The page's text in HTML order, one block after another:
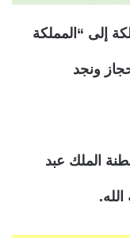
إلى “المملكة
ونجد
الملك عبد